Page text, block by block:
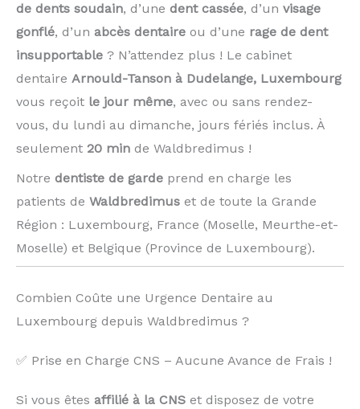
de dents soudain, d’une dent cassée, d’un visage
gonflé, d’un abcès dentaire ou d’une rage de dent
insupportable ? N’attendez plus ! Le cabinet
dentaire Arnould-Tanson à Dudelange, Luxembourg
vous reçoit le jour même, avec ou sans rendez-
vous, du lundi au dimanche, jours fériés inclus. À
seulement 20 min de Waldbredimus !
Notre dentiste de garde prend en charge les
patients de Waldbredimus et de toute la Grande
Région : Luxembourg, France (Moselle, Meurthe-et-
Moselle) et Belgique (Province de Luxembourg). ️
Combien Coûte une Urgence Dentaire au
Luxembourg depuis Waldbredimus ?
✅ Prise en Charge CNS – Aucune Avance de Frais !
Si vous êtes affilié à la CNS et disposez de votre